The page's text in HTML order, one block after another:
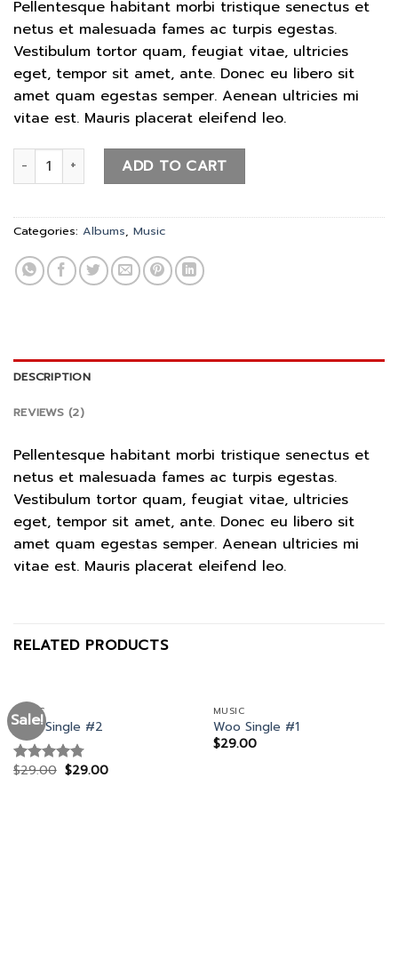
customer
ratings
Pellentesque habitant morbi tristique senectus et
netus et malesuada fames ac turpis egestas.
Vestibulum tortor quam, feugiat vitae, ultricies
eget, tempor sit amet, ante. Donec eu libero sit
amet quam egestas semper. Aenean ultricies mi
vitae est. Mauris placerat eleifend leo.
Woo Album #4 quantityADD TO CART
Categories: Albums, Music
DESCRIPTION
REVIEWS (2)
Pellentesque habitant morbi tristique senectus et
netus et malesuada fames ac turpis egestas.
Vestibulum tortor quam, feugiat vitae, ultricies
eget, tempor sit amet, ante. Donec eu libero sit
amet quam egestas semper. Aenean ultricies mi
vitae est. Mauris placerat eleifend leo.
RELATED PRODUCTS
Sale!
MUSIC
Woo Single #2
Rated4.75
$29.00 $29.00
MUSIC
Woo Single #1
$29.00